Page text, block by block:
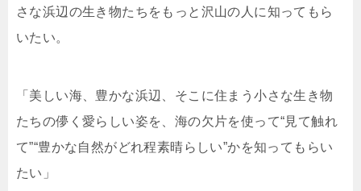
さな浜辺の生き物たちをもっと沢山の人に知ってもら
いたい。
「美しい海、豊かな浜辺、そこに住まう小さな生き物
たちの儚く愛らしい姿を、海の欠片を使って“見て触れ
て”“豊かな自然がどれ程素晴らしい”かを知ってもらい
たい」